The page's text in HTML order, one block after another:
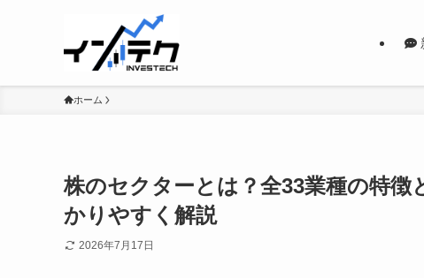
ホーム
株のセクターとは？全33業種の特
かりやすく解説
2026年7月17日